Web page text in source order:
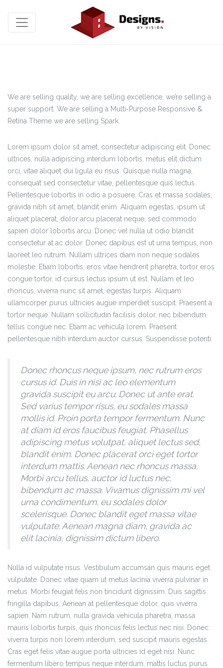
We are selling quality, we are selling excellence, we’re selling a
super support. We are selling a Multi-Purpose Responsive &
Retina Theme we are selling Spark.
Lorem ipsum dolor sit amet, consectetur adipiscing elit. Donec
ultrices, nulla adipiscing interdum lobortis, metus elit dictum
orci, vitae aliquet dui ligula eu risus. Quisque nulla magna,
consequat sed consectetur vitae, pellentesque quis lectus.
Pellentesque lobortis in odio a posuere. Cras et massa sodales,
gravida nibh sit amet, blandit enim. Aliquam egestas, ipsum ut
aliquet placerat, dolor arcu placerat neque, sed commodo
sapien dolor lobortis arcu. Donec vel nulla ut odio blandit
consectetur at ac dolor. Donec dapibus est ut urna tempus, non
laoreet leo rutrum. Nullam ultrices diam non neque sodales
molestie. Etiam lobortis, eros vitae hendrerit pharetra, tortor eros
congue tortor, id cursus lectus ipsum ut est. Nullam et leo
rhoncus, viverra nunc sit amet, egestas turpis. Aliquam
ullamcorper purus ultricies augue imperdiet suscipit. Praesent a
tortor neque. Nullam sollicitudin facilisis dolor, nec bibendum
tellus congue nec. Etiam ac vehicula lorem. Praesent
pellentesque nibh interdum auctor cursus. Suspendisse potenti.
Donec rhoncus neque ipsum, nec rutrum eros
cursus id. Duis in nisi ac leo elementum
gravida suscipit eu arcu. Donec ut ante erat.
Sed varius tempor risus, eu sodales massa
mollis id. Proin porta tempor fermentum. Nunc
at diam id eros faucibus feugiat. Phasellus
adipiscing metus volutpat, aliquet lectus sed,
blandit enim. Donec placerat orci eget tortor
interdum mattis. Aenean nec rhoncus massa.
Morbi arcu tellus, auctor id luctus nec,
bibendum ac massa. Vivamus dignissim mi vel
urna condimentum, eu sodales dolor
scelerisque. Donec blandit eget massa vitae
vulputate. Aenean magna diam, gravida ac
elit lacinia, dignissim dictum libero.
Nulla id vulputate risus. Vestibulum accumsan quis mauris eget
vulputate. Donec vitae quam ut metus lacinia viverra pulvinar in
metus. Morbi feugiat felis non tincidunt dignissim. Duis sagittis
fringilla dapibus. Aenean at pellentesque dolor, quis viverra
sapien. Nam rutrum, nulla gravida vehicula pharetra, massa
mauris lobortis turpis, quis rhoncus felis lectus nec nisi. Donec
viverra turpis non lorem interdum, sed suscipit mauris egestas.
Cras eget felis vitae augue porta ultricies id eget nisi. Nunc
fermentum libero tempus neque interdum, mattis luctus purus